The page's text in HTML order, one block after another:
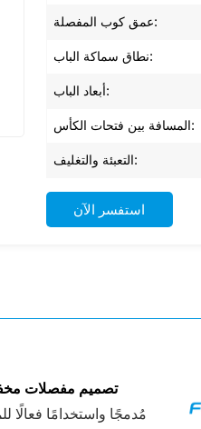
عمق كوب المفصلة:
نطاق سماكة الباب:
أبعاد الباب:
المسافة بين فتحات الكأس:
التعبئة والتغليف:
استفسر الآن
تصميم مفصلات
مُدمجًا واستخدامًا